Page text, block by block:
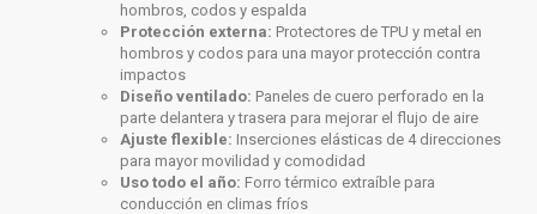
hombros, codos y espalda
Protección externa: Protectores de TPU y metal en
hombros y codos para una mayor protección contra
impactos
Diseño ventilado: Paneles de cuero perforado en la
parte delantera y trasera para mejorar el flujo de aire
Ajuste flexible: Inserciones elásticas de 4 direcciones
para mayor movilidad y comodidad
Uso todo el año: Forro térmico extraíble para
conducción en climas fríos